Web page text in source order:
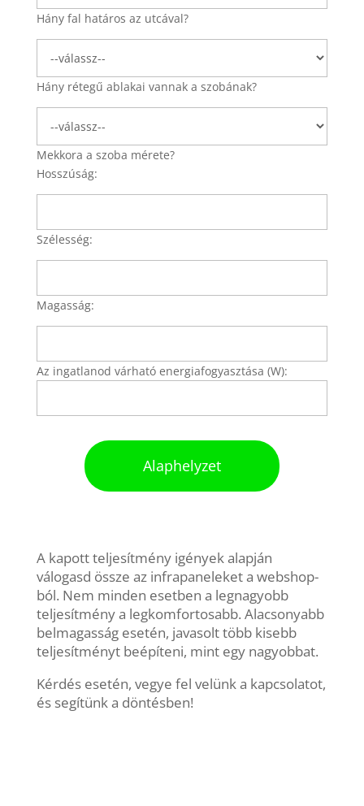
Hány fal határos az utcával?
Hány rétegű ablakai vannak a szobának?
Mekkora a szoba mérete?
Hosszúság:
Szélesség:
Magasság:
Az ingatlanod várható energiafogyasztása (W):
Alaphelyzet
A kapott teljesítmény igények alapján
válogasd össze az infrapaneleket a webshop-
ból. Nem minden esetben a legnagyobb
teljesítmény a legkomfortosabb. Alacsonyabb
belmagasság esetén, javasolt több kisebb
teljesítményt beépíteni, mint egy nagyobbat.
Kérdés esetén, vegye fel velünk a kapcsolatot,
és segítünk a döntésben!